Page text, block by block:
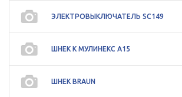
ЭЛЕКТРОВЫКЛЮЧАТЕЛЬ SC149
ШНЕК К МУЛИНЕКС A15
ШНЕК BRAUN